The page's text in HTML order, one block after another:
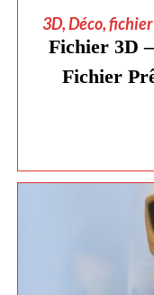
3D,Déco,
Fichier 3D
Fichier